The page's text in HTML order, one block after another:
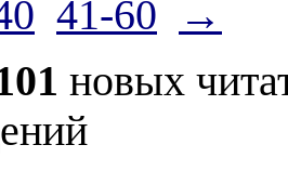
41-60
→
новых